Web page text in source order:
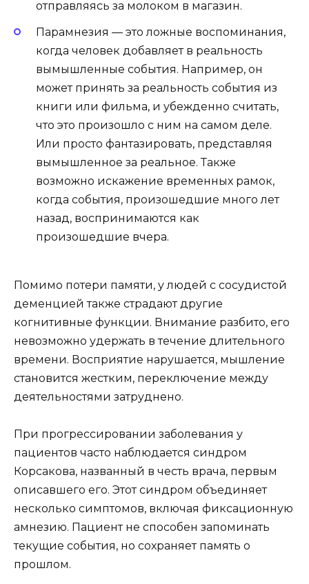
отправляясь за молоком в магазин.
Парамнезия — это ложные воспоминания,
когда человек добавляет в реальность
вымышленные события. Например, он
может принять за реальность события из
книги или фильма, и убежденно считать,
что это произошло с ним на самом деле.
Или просто фантазировать, представляя
вымышленное за реальное. Также
возможно искажение временных рамок,
когда события, произошедшие много лет
назад, воспринимаются как
произошедшие вчера.
Помимо потери памяти, у людей с сосудистой
деменцией также страдают другие
когнитивные функции. Внимание разбито, его
невозможно удержать в течение длительного
времени. Восприятие нарушается, мышление
становится жестким, переключение между
деятельностями затруднено.
При прогрессировании заболевания у
пациентов часто наблюдается синдром
Корсакова, названный в честь врача, первым
описавшего его. Этот синдром объединяет
несколько симптомов, включая фиксационную
амнезию. Пациент не способен запоминать
текущие события, но сохраняет память о
прошлом.